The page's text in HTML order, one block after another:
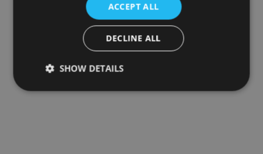
ACCEPT ALL
DECLINE ALL
SHOW DETAILS